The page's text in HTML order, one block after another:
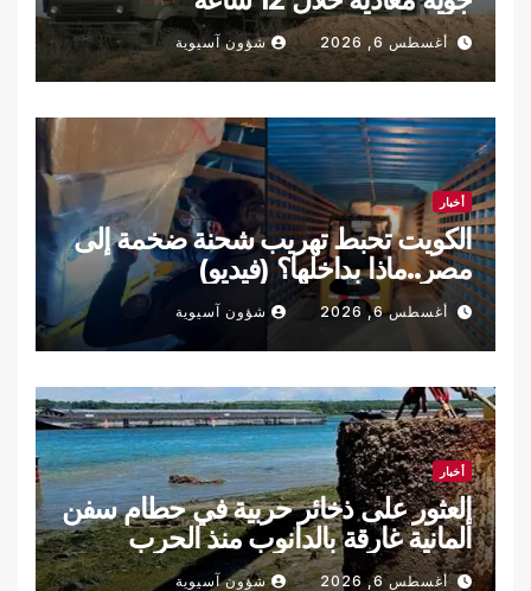
أغسطس 6, 2026 شؤون آسيوية
أخبار
الكويت تحبط تهريب شحنة ضخمة إلى
مصر..ماذا بداخلها؟ (فيديو)
أغسطس 6, 2026 شؤون آسيوية
أخبار
العثور على ذخائر حربية في حطام سفن
ألمانية غارقة بالدانوب منذ الحرب
العالمية الثانية
أغسطس 6, 2026 شؤون آسيوية